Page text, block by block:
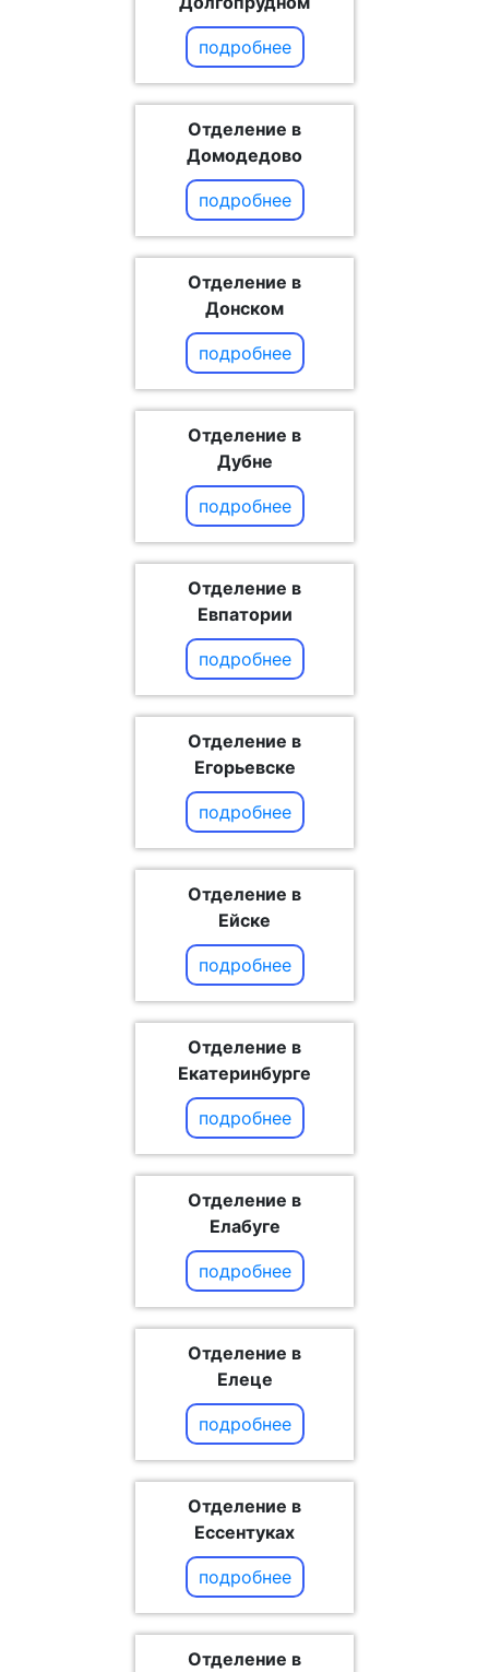
подробнее
Отделение в
Домодедово
подробнее
Отделение в
Донском
подробнее
Отделение в
Дубне
подробнее
Отделение в
Евпатории
подробнее
Отделение в
Егорьевске
подробнее
Отделение в
Ейске
подробнее
Отделение в
Екатеринбурге
подробнее
Отделение в
Елабуге
подробнее
Отделение в
Елеце
подробнее
Отделение в
Ессентуках
подробнее
Отделение в